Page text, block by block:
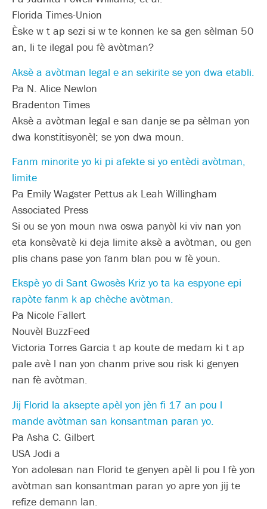
Florida Times-Union
Èske w t ap sezi si w te konnen ke sa gen sèlman 50
an, li te ilegal pou fè avòtman?
Aksè a avòtman legal e an sekirite se yon dwa etabli.
Pa N. Alice Newlon
Bradenton Times
Aksè a avòtman legal e san danje se pa sèlman yon
dwa konstitisyonèl; se yon dwa moun.
Fanm minorite yo ki pi afekte si yo entèdi avòtman,
limite
Pa Emily Wagster Pettus ak Leah Willingham
Associated Press
Si ou se yon moun nwa oswa panyòl ki viv nan yon
eta konsèvatè ki deja limite aksè a avòtman, ou gen
plis chans pase yon fanm blan pou w fè youn.
Ekspè yo di Sant Gwosès Kriz yo ta ka espyone epi
rapòte fanm k ap chèche avòtman.
Pa Nicole Fallert
Nouvèl BuzzFeed
Victoria Torres Garcia t ap koute de medam ki t ap
pale avè l nan yon chanm prive sou risk ki genyen
nan fè avòtman.
Jij Florid la aksepte apèl yon jèn fi 17 an pou l
mande avòtman san konsantman paran yo.
Pa Asha C. Gilbert
USA Jodi a
Yon adolesan nan Florid te genyen apèl li pou l fè yon
avòtman san konsantman paran yo apre yon jij te
refize demann lan.